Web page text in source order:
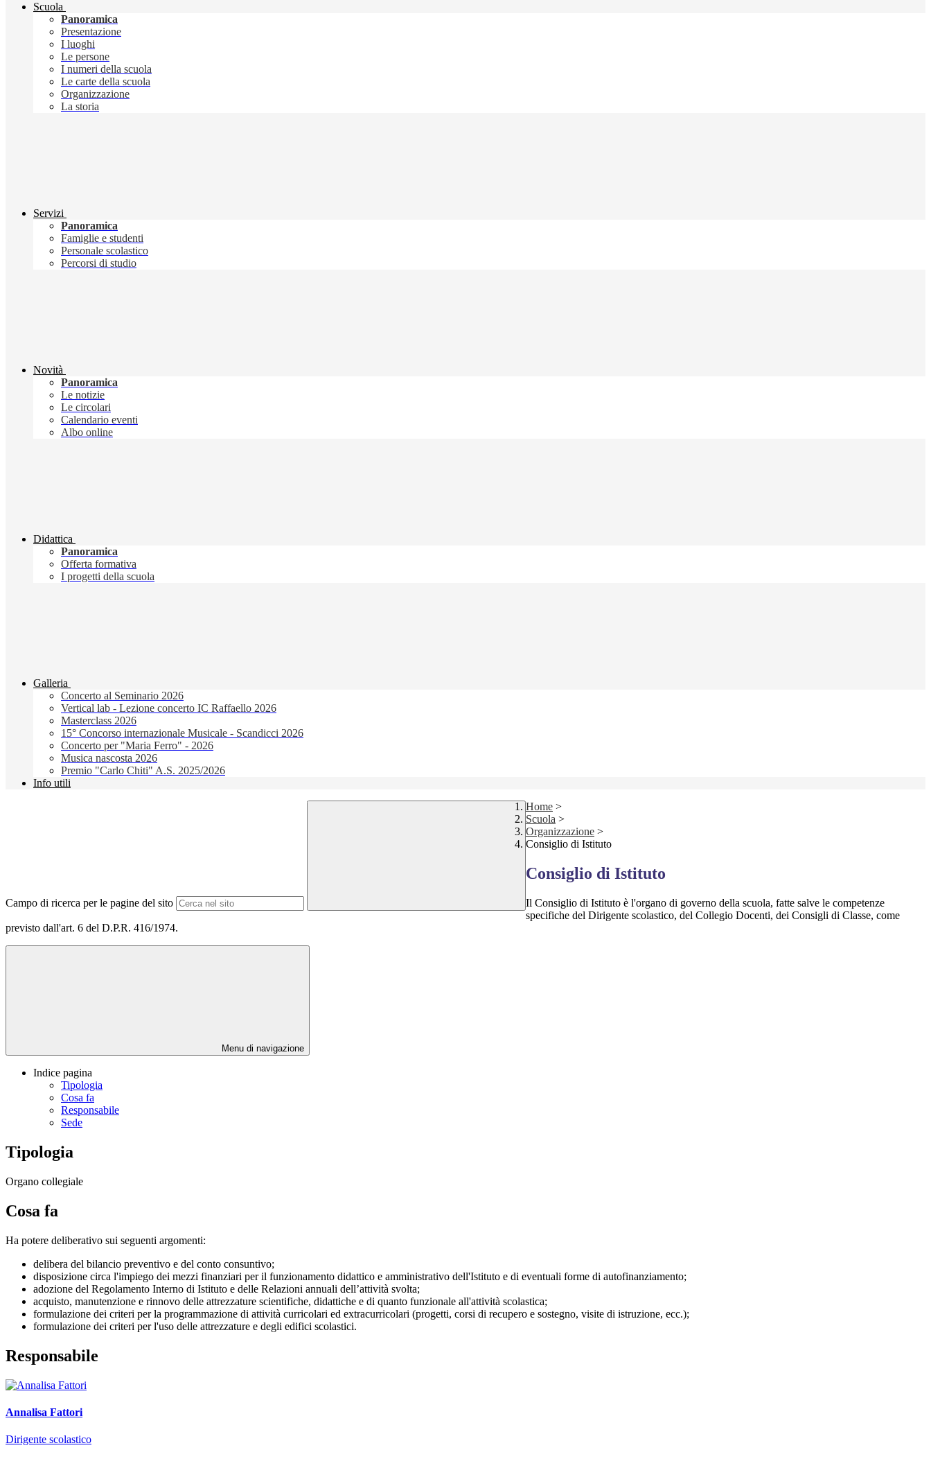
Scuola
Panoramica
Presentazione
I luoghi
Le persone
I numeri della scuola
Le carte della scuola
Organizzazione
La storia
Servizi
Panoramica
Famiglie e studenti
Personale scolastico
Percorsi di studio
Novità
Panoramica
Le notizie
Le circolari
Calendario eventi
Albo online
Didattica
Panoramica
Offerta formativa
I progetti della scuola
Galleria
Concerto al Seminario 2026
Vertical lab - Lezione concerto IC Raffaello 2026
Masterclass 2026
15° Concorso internazionale Musicale - Scandicci 2026
Concerto per "Maria Ferro" - 2026
Musica nascosta 2026
Premio "Carlo Chiti" A.S. 2025/2026
Info utili
Campo di ricerca per le pagine del sito
Home >
Scuola >
Organizzazione >
Consiglio di Istituto
Consiglio di Istituto
Il Consiglio di Istituto è l'organo di governo della scuola, fatte salve le competenze
specifiche del Dirigente scolastico, del Collegio Docenti, dei Consigli di Classe, come
previsto dall'art. 6 del D.P.R. 416/1974.
Menu di navigazione
Indice pagina
Tipologia
Cosa fa
Responsabile
Sede
Tipologia
Organo collegiale
Cosa fa
Ha potere deliberativo sui seguenti argomenti:
delibera del bilancio preventivo e del conto consuntivo;
disposizione circa l'impiego dei mezzi finanziari per il funzionamento didattico e amministrativo dell'Istituto e di eventuali forme di autofinanziamento;
adozione del Regolamento Interno di Istituto e delle Relazioni annuali dell’attività svolta;
acquisto, manutenzione e rinnovo delle attrezzature scientifiche, didattiche e di quanto funzionale all'attività scolastica;
formulazione dei criteri per la programmazione di attività curricolari ed extracurricolari (progetti, corsi di recupero e sostegno, visite di istruzione, ecc.);
formulazione dei criteri per l'uso delle attrezzature e degli edifici scolastici.
Responsabile
Annalisa Fattori
Dirigente scolastico